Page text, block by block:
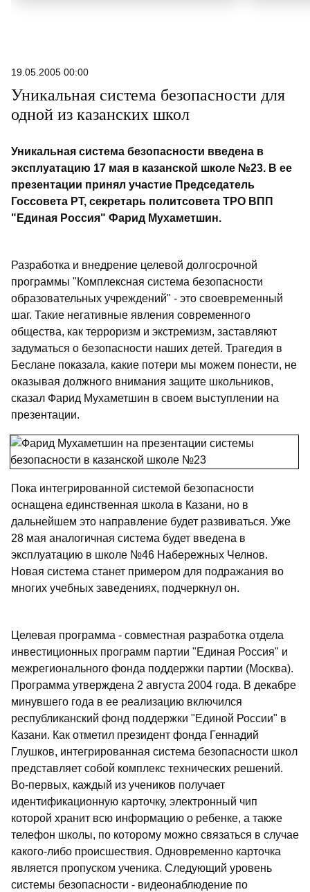
19.05.2005 00:00
Уникальная система безопасности для
одной из казанских школ
Уникальная система безопасности введена в
эксплуатацию 17 мая в казанской школе №23. В ее
презентации принял участие Председатель
Госсовета РТ, секретарь политсовета ТРО ВПП
"Единая Россия" Фарид Мухаметшин.
Разработка и внедрение целевой долгосрочной
программы "Комплексная система безопасности
образовательных учреждений" - это своевременный
шаг. Такие негативные явления современного
общества, как терроризм и экстремизм, заставляют
задуматься о безопасности наших детей. Трагедия в
Беслане показала, какие потери мы можем понести, не
оказывая должного внимания защите школьников,
сказал Фарид Мухаметшин в своем выступлении на
презентации.
Пока интегрированной системой безопасности
оснащена единственная школа в Казани, но в
дальнейшем это направление будет развиваться. Уже
28 мая аналогичная система будет введена в
эксплуатацию в школе №46 Набережных Челнов.
Новая система станет примером для подражания во
многих учебных заведениях, подчеркнул он.
Целевая программа - совместная разработка отдела
инвестиционных программ партии "Единая Россия" и
межрегионального фонда поддержки партии (Москва).
Программа утверждена 2 августа 2004 года. В декабре
минувшего года в ее реализацию включился
республиканский фонд поддержки "Единой России" в
Казани. Как отметил президент фонда Геннадий
Глушков, интегрированная система безопасности школ
представляет собой комплекс технических решений.
Во-первых, каждый из учеников получает
идентификационную карточку, электронный чип
которой хранит всю информацию о ребенке, а также
телефон школы, по которому можно связаться в случае
какого-либо происшествия. Одновременно карточка
является пропуском ученика. Следующий уровень
системы безопасности - видеонаблюдение по